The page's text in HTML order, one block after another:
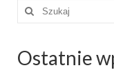
Sakrament
Szuklaj
Ostatnie